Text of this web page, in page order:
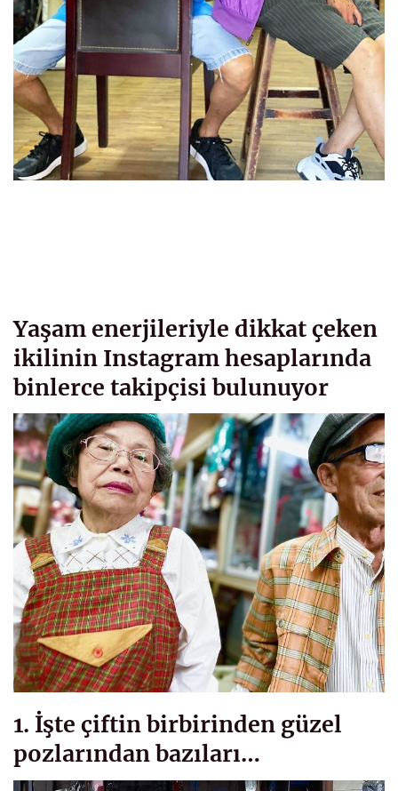
Yaşam enerjileriyle dikkat çeken
ikilinin Instagram hesaplarında
binlerce takipçisi bulunuyor
1. İşte çiftin birbirinden güzel
pozlarından bazıları…